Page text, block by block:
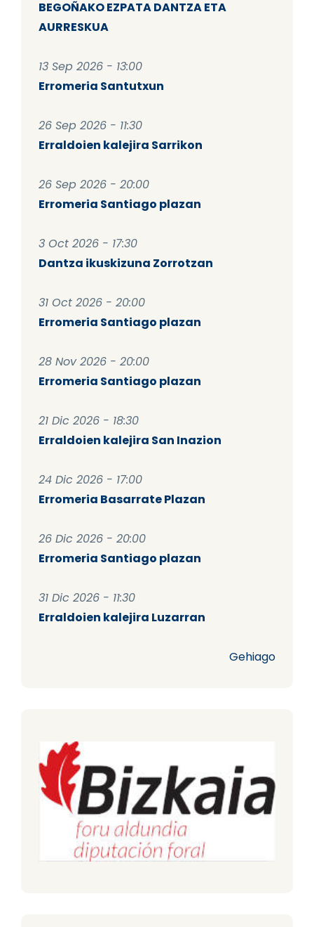
BEGOÑAKO EZPATA DANTZA ETA
AURRESKUA
13 Sep 2026 - 13:00
Erromeria Santutxun
26 Sep 2026 - 11:30
Erraldoien kalejira Sarrikon
26 Sep 2026 - 20:00
Erromeria Santiago plazan
3 Oct 2026 - 17:30
Dantza ikuskizuna Zorrotzan
31 Oct 2026 - 20:00
Erromeria Santiago plazan
28 Nov 2026 - 20:00
Erromeria Santiago plazan
21 Dic 2026 - 18:30
Erraldoien kalejira San Inazion
24 Dic 2026 - 17:00
Erromeria Basarrate Plazan
26 Dic 2026 - 20:00
Erromeria Santiago plazan
31 Dic 2026 - 11:30
Erraldoien kalejira Luzarran
Gehiago